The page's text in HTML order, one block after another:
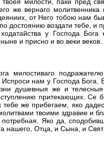
милости, паки пред
же вернаго
от Него тобою нам
достоянию воздати тебе, и
у Господа Бога
и присно и во веки
милостиваго
нам у Господа
душевныя же и
притекающих.
же прибегаем, яко
твоими здравие и
Яко да,
нашего, Отца, и Сына, и